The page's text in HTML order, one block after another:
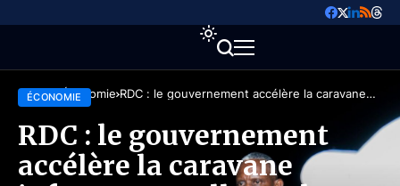
Accueil Économie RDC : le gouvernement accélère la caravane
ÉCONOMIE
RDC : le gouvernement
accélère la caravane